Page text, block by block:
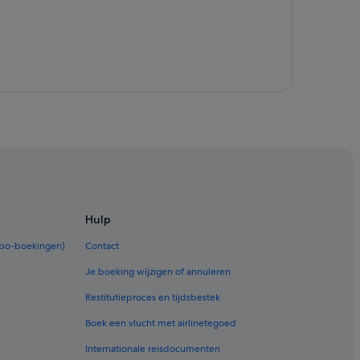
boekingen)
Hulp
Contact
Je boeking wijzigen of annuleren
Restitutieproces en tijdsbestek
Boek een vlucht met airlinetegoed
Internationale reisdocumenten